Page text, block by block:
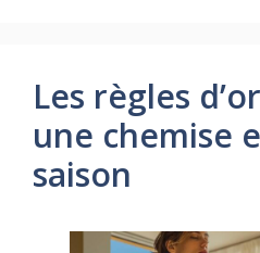
Les règles
une chemise
saison